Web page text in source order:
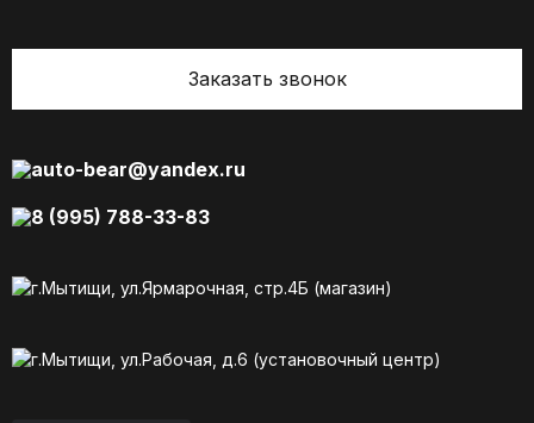
Заказать звонок
auto-bear@yandex.ru
8 (995) 788-33-83
г.Мытищи, ул.Ярмарочная, стр.4Б (магазин)
г.Мытищи, ул.Рабочая, д.6 (установочный центр)